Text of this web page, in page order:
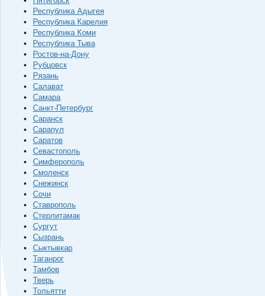
Республика Адыгея
Республика Карелия
Республика Коми
Республика Тыва
Ростов-на-Дону
Рубцовск
Рязань
Салават
Самара
Санкт-Петербург
Саранск
Сарапул
Саратов
Севастополь
Симферополь
Смоленск
Снежинск
Сочи
Ставрополь
Стерлитамак
Сургут
Сызрань
Сыктывкар
Таганрог
Тамбов
Тверь
Тольятти